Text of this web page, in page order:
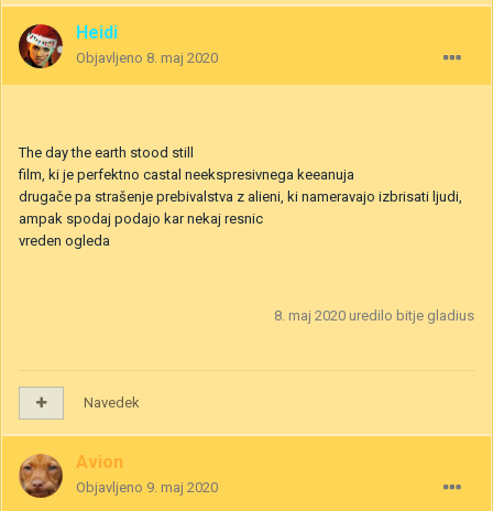
Heidi
Objavljeno 8. maj 2020
The day the earth stood still
film, ki je perfektno castal neekspresivnega keeanuja
drugače pa strašenje prebivalstva z alieni, ki nameravajo izbrisati ljudi,
ampak spodaj podajo kar nekaj resnic
vreden ogleda
8. maj 2020 uredilo bitje gladius
Navedek
Avion
Objavljeno 9. maj 2020